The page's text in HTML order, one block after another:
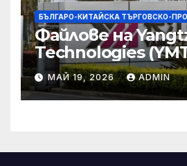
БЪЛГАРО-КИТАЙСКА ТЪРГОВСКО-
Файлове на
Technologies
на STAR Market
МАЙ 19, 2026 ADMIN